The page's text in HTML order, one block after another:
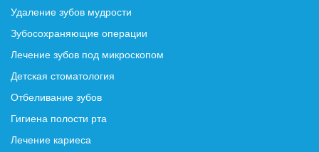
Удаление зубов мудрости
Зубосохраняющие операции
Лечение зубов под микроскопом
Детская стоматология
Отбеливание зубов
Гигиена полости рта
Лечение кариеса